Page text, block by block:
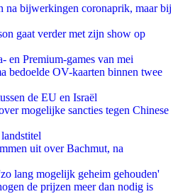
na bijwerkingen coronaprik, maar bij
gaat verder met zijn show op
en Premium-games van mei
bedoelde OV-kaarten binnen twee
de EU en Israël
mogelijke sancties tegen Chinese
uit over Bachmut, na
lang mogelijk geheim gehouden'
de prijzen meer dan nodig is